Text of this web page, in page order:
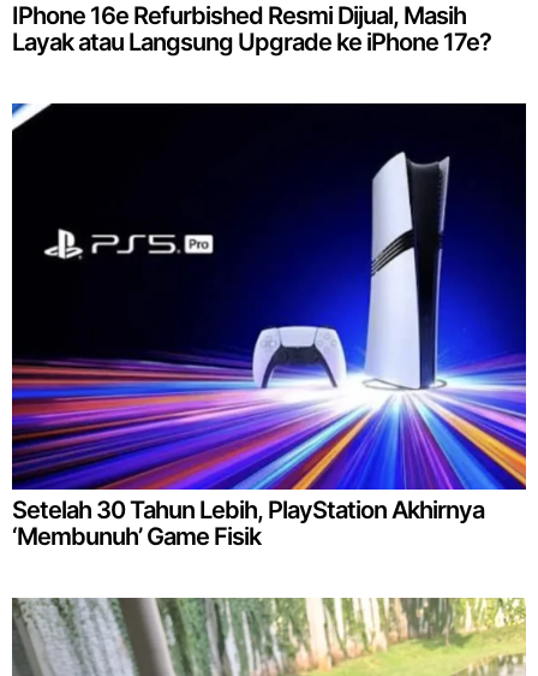
IPhone 16e Refurbished Resmi Dijual, Masih
Layak atau Langsung Upgrade ke iPhone 17e?
Setelah 30 Tahun Lebih, PlayStation Akhirnya
‘Membunuh’ Game Fisik